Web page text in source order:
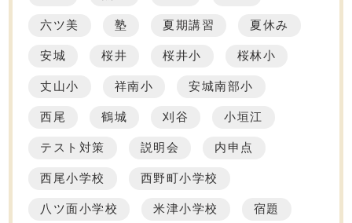
六ツ美 塾 夏期講習 夏休み
安城 桜井 桜井小 桜林小
丈山小 祥南小 安城南部小
西尾 鶴城 刈谷 小垣江
テスト対策 説明会 内申点
西尾小学校 西野町小学校
八ツ面小学校 米津小学校 宿題